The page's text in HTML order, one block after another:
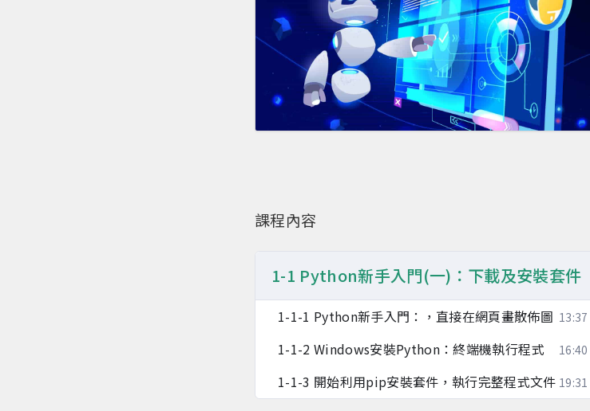
課程內容
1-1 Python新手入門(一)：下載及安裝套件
1-1-1 Python新手入門：，直接在網頁畫散佈圖 13:37
1-1-2 Windows安裝Python：終端機執行程式 16:40
1-1-3 開始利用pip安裝套件，執行完整程式文件 19:31